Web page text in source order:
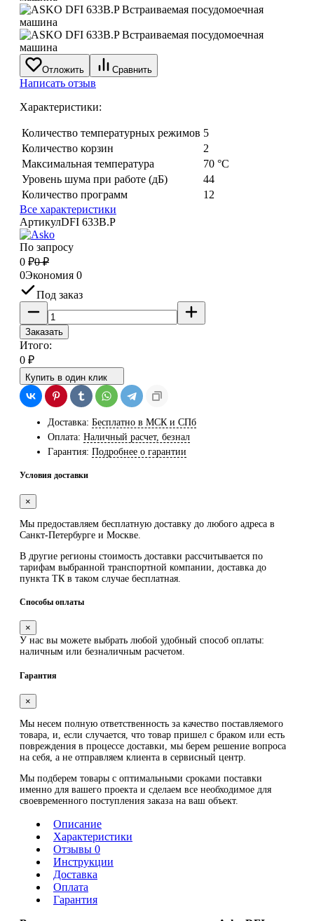
Отложить Сравнить
Написать отзыв
Характеристики:
Количество температурных режимов 5
Количество корзин
2
Максимальная температура
70 °С
Уровень шума при работе (дБ)
44
Количество программ
12
Все характеристики
АртикулDFI 633B.P
По запросу
0 ₽0 ₽
0Экономия 0
Под заказ
Заказать
Итого:
0 ₽
Купить в один клик
Доставка: Бесплатно в МСК и СПб
Оплата: Наличный расчет, безнал
Гарантия: Подробнее о гарантии
Условия доставки
×
Мы предоставляем бесплатную доставку до любого адреса в
Санкт-Петербурге и Москве.
В другие регионы стоимость доставки рассчитывается по
тарифам выбранной транспортной компании, доставка до
пункта ТК в таком случае бесплатная
Способы оплаты
×
У нас вы можете выбрать любой удобный способ оплаты:
наличным или безналичным расчетом.
Гарантия
×
Мы несем полную ответственность за качество поставляемого
товара, и, если случается, что товар пришел с браком или есть
повреждения в процессе доставки, мы берем решение вопроса
на себя, а не отправляем клиента в сервисный центр.
Мы подберем товары с оптимальными сроками поставки
именно для вашего проекта и сделаем все необходимое для
своевременного поступления заказа на ваш объект.
Описание
Характеристики
Отзывы 0
Инструкции
Доставка
Оплата
Гарантия